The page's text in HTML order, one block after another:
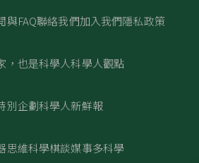
與FAQ聯絡我們加入我們隱私政策
，也是科學人科學人觀點
別企劃科學人新鮮報
思維科學棋談媒事多科學